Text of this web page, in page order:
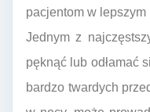
pacjentom w
Jednym z
pęknąć lub odłamać
bardzo twardych